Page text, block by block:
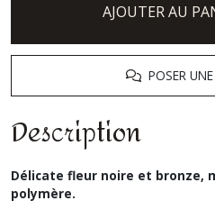
AJOUTER AU
POSER
Description
Délicate fleur noire et bronze,
polymère.